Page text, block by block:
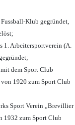
Klub gegründet,
1. Arbeitersportverein (A.
dem Sport Club
von 1920 zum Sport Club
Sport Verein „Brevillier
1932 zum Sport Club